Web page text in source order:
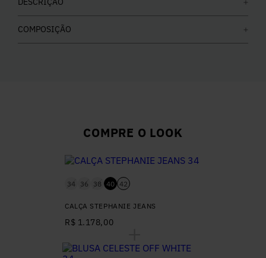
COMPOSIÇÃO
COMPRE O LOOK
34 36 38 40 42
CALÇA STEPHANIE JEANS
R$ 1.178,00
7º